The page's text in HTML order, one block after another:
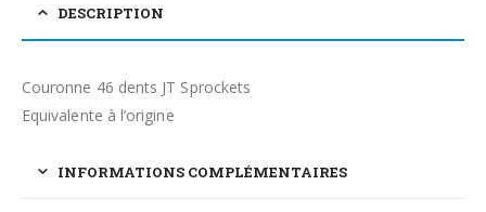
DESCRIPTION
Couronne 46 dents JT Sprockets
Equivalente à l’origine
INFORMATIONS COMPLÉMENTAIRES